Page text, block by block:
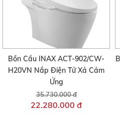
Bồn Cầu INAX ACT-902/CW-
H20VN Nắp Điện Tử Xả Cảm
Ứng
35.730.000 đ
22.280.000 đ